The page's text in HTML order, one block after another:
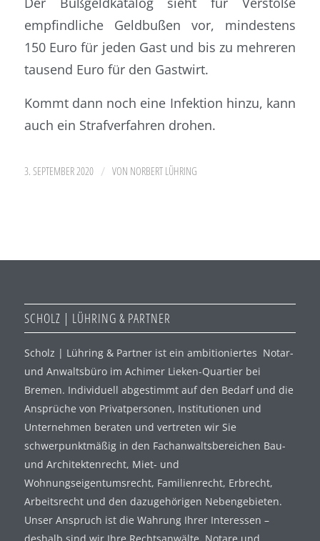
empfindliche Geldbußen vor, mindestens
150 Euro für jeden Gast und bis zu mehreren
tausend Euro für den Gastwirt.
Kommt dann noch eine Infektion hinzu, kann
auch ein Strafverfahren drohen.
3. SEPTEMBER 2020 / VON NORBERT LÜHRING
SCHOLZ | LÜHRING & PARTNER
Scholz | Lühring & Partner ist ein ambitioniertes Notar-
und Anwaltsbüro im Achimer Lieken-Quartier bei
Bremen. Individuell abgestimmt auf den Bedarf und die
Ansprüche von Privatpersonen, Institutionen und
Unternehmen beraten und vertreten wir Sie
schwerpunktmäßig in den Fachanwaltsbereichen Bau-
und Architektenrecht, Miet- und
Wohnungseigentumsrecht, Familienrecht, Erbrecht,
Arbeitsrecht und den dazugehörigen Nebengebieten.
Unser Anspruch ist die Wahrung Ihrer Interessen –
deshalb sind wir Ihre Rechtsanwälte, Notare und